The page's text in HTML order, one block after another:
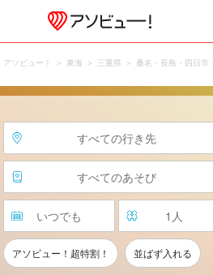
アソビュー！ 東海 三重県 桑名・長島・四日市
すべての行き先
すべてのあそび
いつでも 1 人
アソビュー！超特割！ 並ばず入れる